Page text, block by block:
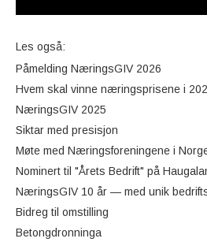
Les også:
Påmelding NæringsGIV 2026
Hvem skal vinne næringsprisene i
NæringsGIV 2025
Siktar med presisjon
Møte med Næringsforeningene i
Nominert til "Årets Bedrift" på
NæringsGIV 10 år — med unik
Bidreg til omstilling
Betongdronninga